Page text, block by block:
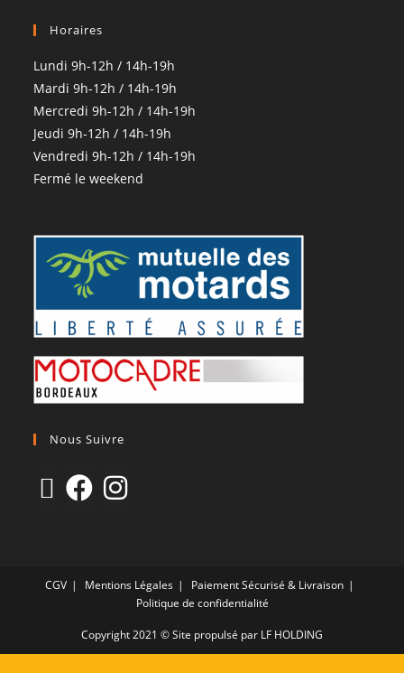
Horaires
Lundi 9h-12h / 14h-19h
Mardi 9h-12h / 14h-19h
Mercredi 9h-12h / 14h-19h
Jeudi 9h-12h / 14h-19h
Vendredi 9h-12h / 14h-19h
Fermé le weekend
Nous Suivre
CGV Mentions Légales
Paiement Sécurisé & Livraison
Politique de confidentialité
Copyright 2021 © Site propulsé par LF HOLDING